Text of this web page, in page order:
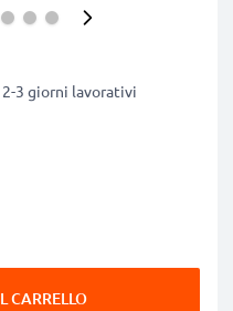
2-3 giorni lavorativi
CARRELLO